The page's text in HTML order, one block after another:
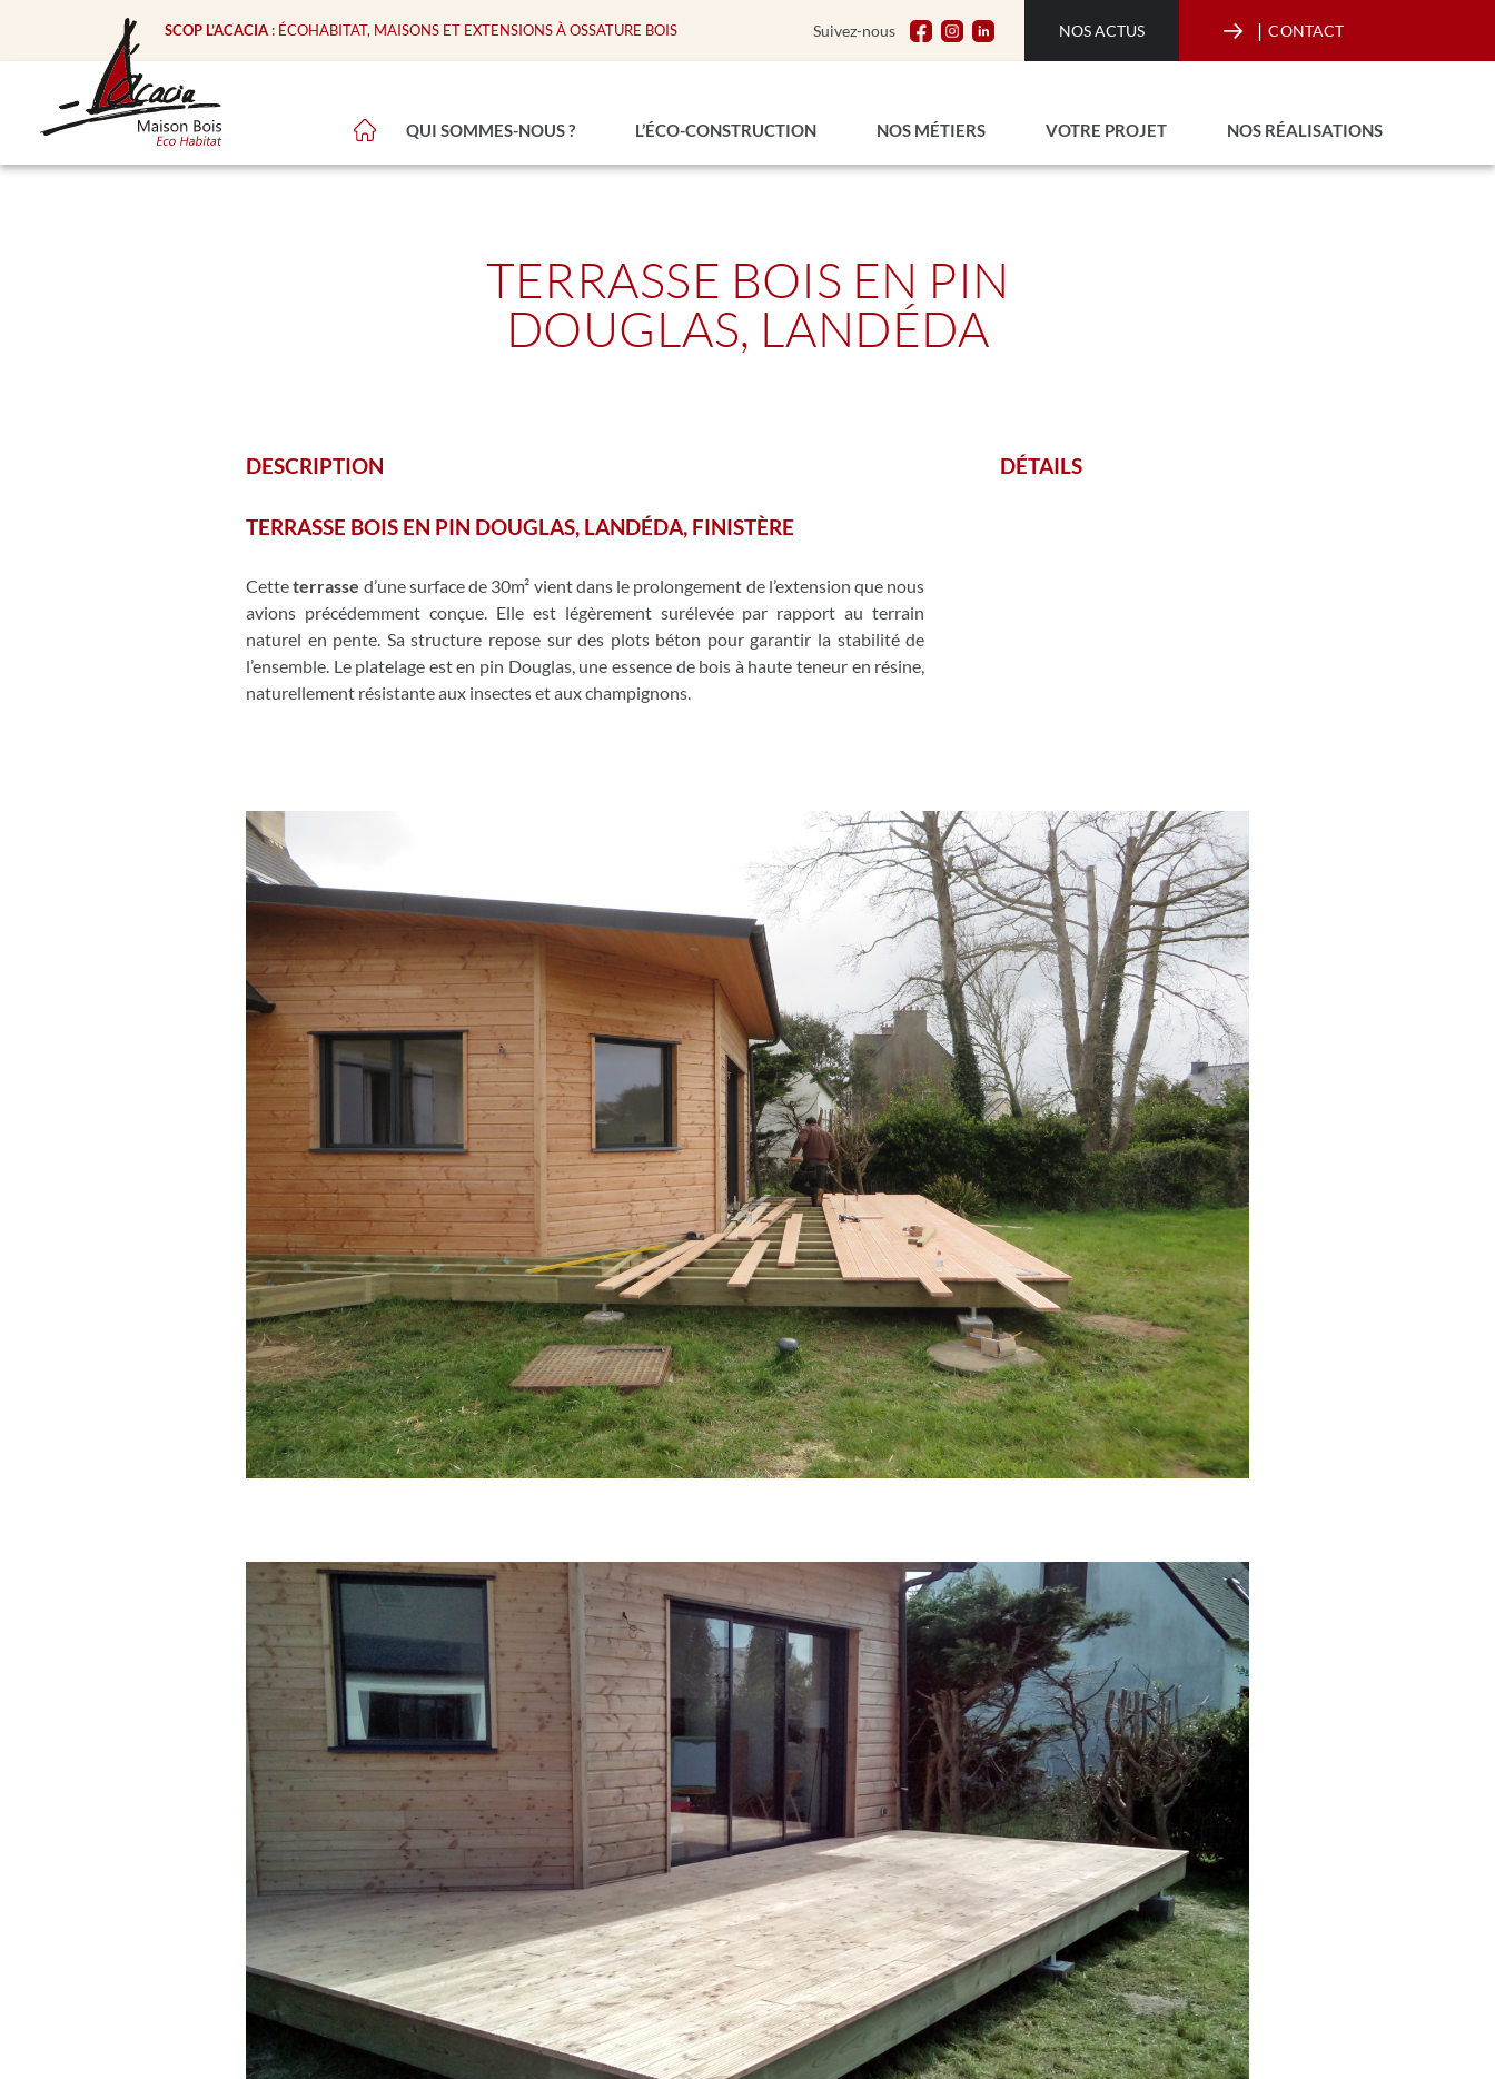
SCOP L’ACACIA: ÉCOHABITAT, MAISONS ET EXTENSIONS À OSSATURE BOIS Suivez-nous NOS ACTUS | CONTACT
QUI SOMMES-NOUS ? L’ÉCO-CONSTRUCTION NOS MÉTIERS VOTRE PROJET NOS RÉALISATIONS
TERRASSE BOIS EN PIN
DOUGLAS, LANDÉDA
DESCRIPTION
TERRASSE BOIS EN PIN DOUGLAS, LANDÉDA, FINISTÈRE
Cetteterrasse d’une surface de 30m² vient dans le prolongement de l’extension que nous
avions précédemment conçue. Elle est légèrement surélevée par rapport au terrain
naturel en pente. Sa structure repose sur des plots béton pour garantir la stabilité de
l’ensemble. Le platelage est en pin Douglas, une essence de bois à haute teneur en résine,
naturellement résistante aux insectes et aux champignons.
DÉTAILS